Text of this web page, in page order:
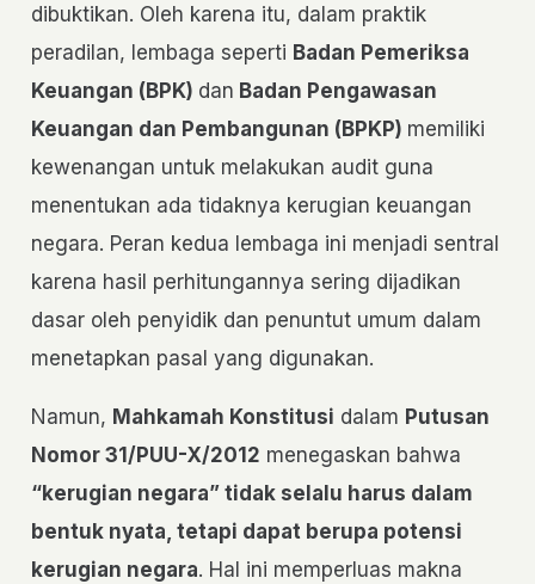
dibuktikan. Oleh karena itu, dalam praktik
peradilan, lembaga seperti Badan Pemeriksa
Keuangan (BPK) dan Badan Pengawasan
Keuangan dan Pembangunan (BPKP) memiliki
kewenangan untuk melakukan audit guna
menentukan ada tidaknya kerugian keuangan
negara. Peran kedua lembaga ini menjadi sentral
karena hasil perhitungannya sering dijadikan
dasar oleh penyidik dan penuntut umum dalam
menetapkan pasal yang digunakan.
Namun, Mahkamah Konstitusi dalam Putusan
Nomor 31/PUU-X/2012 menegaskan bahwa
“kerugian negara” tidak selalu harus dalam
bentuk nyata, tetapi dapat berupa potensi
kerugian negara. Hal ini memperluas makna